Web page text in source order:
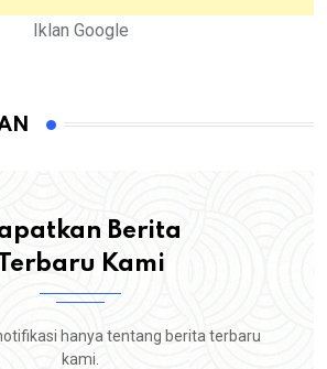
Iklan Google
Berita
Terbaru Kami
hanya tentang berita terbaru
kami.